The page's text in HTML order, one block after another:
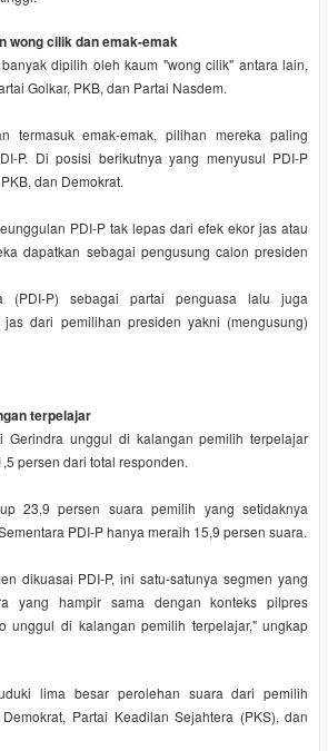
wong cilik dan emak-emak
dipilih oleh kaum "wong cilik" antara lain,
Golkar, PKB, dan Partai Nasdem.
termasuk emak-emak, pilihan mereka paling
P. Di posisi berikutnya yang menyusul PDI-P
dan Demokrat.
PDI-P tak lepas dari efek ekor jas atau
dapatkan sebagai pengusung calon presiden
(PDI-P) sebagai partai penguasa lalu juga
dari pemilihan presiden yakni (mengusung)
terpelajar
Gerindra unggul di kalangan pemilih terpelajar
persen dari total responden.
23,9 persen suara pemilih yang setidaknya
PDI-P hanya meraih 15,9 persen suara.
dikuasai PDI-P, ini satu-satunya segmen yang
yang hampir sama dengan konteks pilpres
unggul di kalangan pemilih terpelajar," ungkap
lima besar perolehan suara dari pemilih
Partai Keadilan Sejahtera (PKS), dan